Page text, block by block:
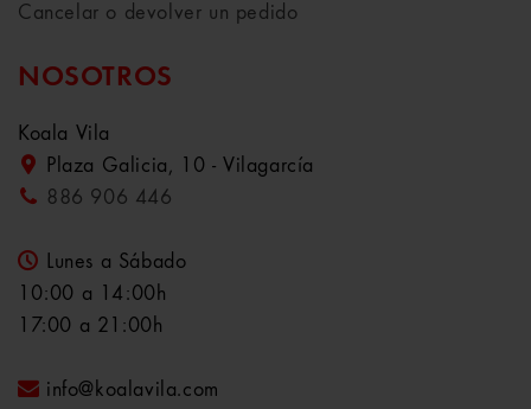
Cancelar o devolver un pedido
NOSOTROS
Koala Vila
Plaza Galicia, 10 - Vilagarcía
886 906 446
Lunes a Sábado
10:00 a 14:00h
17:00 a 21:00h
info@koalavila.com